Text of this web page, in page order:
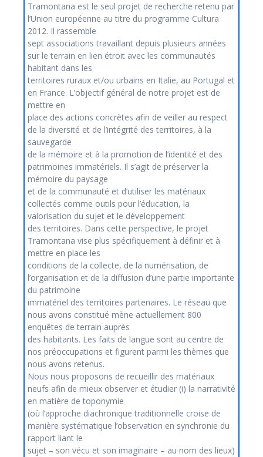
Tramontana est le seul projet de recherche retenu par
l’Union européenne au titre du programme Cultura
2012. Il rassemble
sept associations travaillant depuis plusieurs années
sur le terrain en lien étroit avec les communautés
habitant dans les
territoires ruraux et/ou urbains en Italie, au Portugal et
en France. L’objectif général de notre projet est de
mettre en
place des actions concrètes afin de veiller au respect
de la diversité et de l’intégrité des territoires, à la
sauvegarde
de la mémoire et à la promotion de l’identité et des
patrimoines immatériels. Il s’agit de préserver la
mémoire du paysage
et de la communauté et d’utiliser les matériaux
collectés comme outils pour l’éducation, la
valorisation du sujet et le développement
des territoires. Dans cette perspective, le projet
Tramontana vise plus spécifiquement à définir et à
mettre en place les
conditions de la collecte, de la numérisation, de
l’organisation et de la diffusion d’une partie importante
du patrimoine
immatériel des territoires partenaires. Le réseau que
nous avons constitué mène actuellement 800
enquêtes de terrain auprès
des habitants. Les faits de langue sont au centre de
nos préoccupations et figurent parmi les thèmes que
nous avons retenus.
Nous nous proposons de recueillir des matériaux
neufs afin de mieux observer et étudier (i) la narrativité
en matière de toponymie
(où l’approche diachronique traditionnelle croise de
manière systématique l’observation en synchronie du
rapport liant le
sujet – son vécu et son imaginaire – au nom des lieux)